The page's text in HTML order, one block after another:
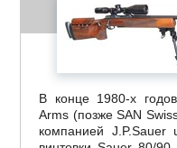
В конце 1980-х
Arms (позже SAN
компанией J.P.Sauer